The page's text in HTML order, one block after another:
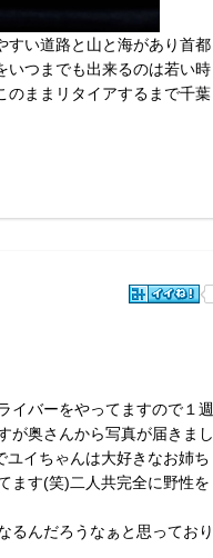
すい道路と山と海があり首都
いつまでも出来るのは若い時
のままリタイアするまで千葉
イバーをやってますので１週
が奥さんから写真が届きまし
ユイちゃんは大好きなお姉ち
ます(笑)二人共完全に野性を
るんだろうなぁと思っており